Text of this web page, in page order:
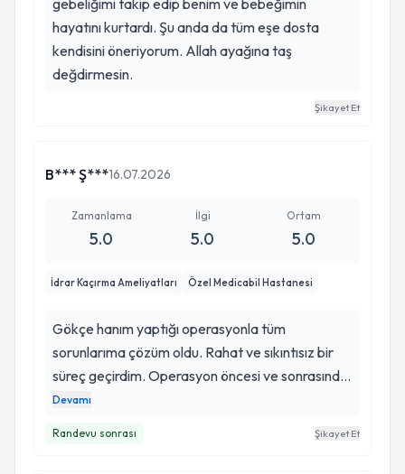
gebeliğimi takip edip benim ve bebeğimin
hayatını kurtardı. Şu anda da tüm eşe dosta
kendisini öneriyorum. Allah ayağına taş
değdirmesin.
Şikayet Et
B*** Ş***16.07.2026
Zamanlama
5.0
İlgi
5.0
Ortam
5.0
İdrar Kaçırma Ameliyatları Özel Medicabil Hastanesi
Gökçe hanım yaptığı operasyonla tüm
sorunlarıma çözüm oldu. Rahat ve sıkıntısız bir
süreç geçirdim. Operasyon öncesi ve sonrasında
çok ilgili davrandı. Her işlemi tek tek açıklayarak
Devamı
Randevu sonrası Şikayet Et